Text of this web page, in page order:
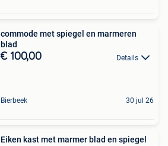
commode met spiegel en marmeren
blad
€ 100,00 Details
Bierbeek 30 jul 26
Eiken kast met marmer blad en spiegel